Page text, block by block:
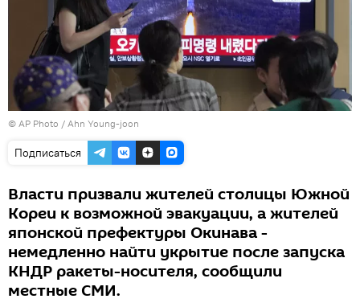
© AP Photo / Ahn Young-joon
Подписаться
Власти призвали жителей столицы Южной
Кореи к возможной эвакуации, а жителей
японской префектуры Окинава -
немедленно найти укрытие после запуска
КНДР ракеты-носителя, сообщили
местные СМИ.